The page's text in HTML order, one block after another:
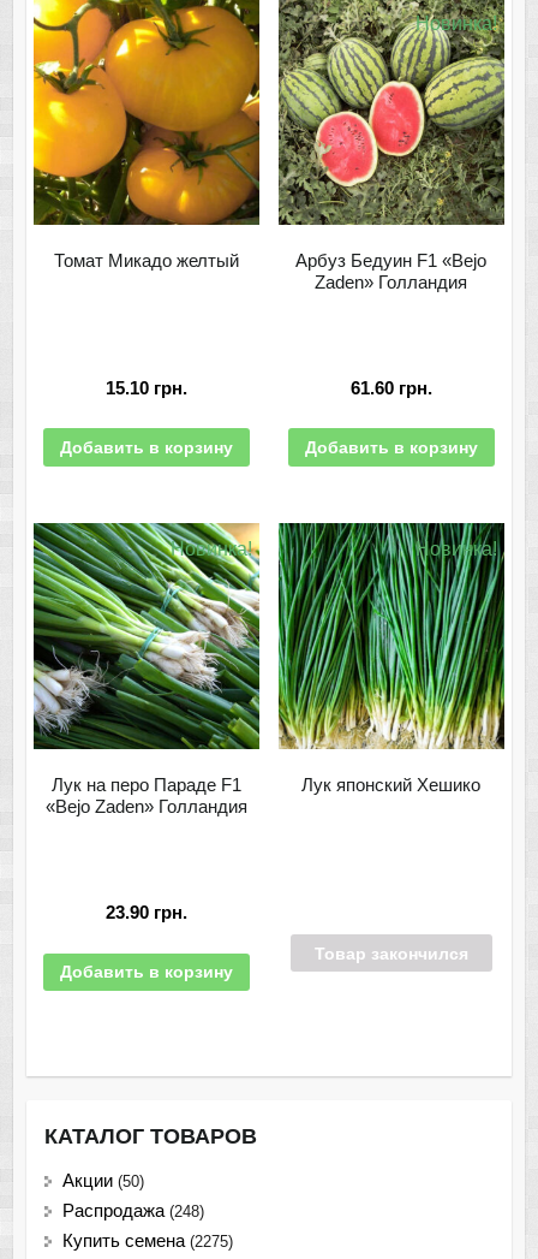
Томат Микадо желтый
15.10 грн.
Добавить в корзину
Новинка!
Арбуз Бедуин F1 «Bejo
Zaden» Голландия
61.60 грн.
Добавить в корзину
Новинка!
Лук на перо Параде F1
«Bejo Zaden» Голландия
23.90 грн.
Добавить в корзину
Новинка!
Лук японский Хешико
Товар закончился
КАТАЛОГ ТОВАРОВ
Акции (50)
Распродажа (248)
Купить семена (2275)